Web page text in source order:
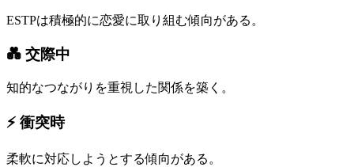
ESTPは積極的に恋愛に取り組む傾向がある。
💑 交際中
知的なつながりを重視した関係を築く。
⚡ 衝突時
柔軟に対応しようとする傾向がある。